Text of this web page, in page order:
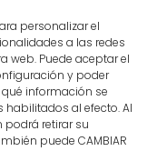
personalizar el
a las redes
web. Puede aceptar el
y poder
información se
habilitados al efecto. Al
podrá retirar su
puede CAMBIAR